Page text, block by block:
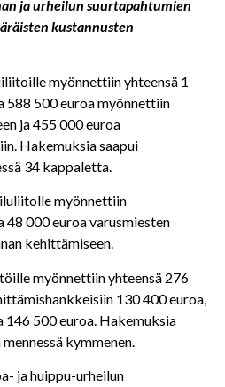
ja urheilun suurtapahtumien
kustannusten
myönnettiin yhteensä 1
588 500 euroa myönnettiin
ja 455 000 euroa
Hakemuksia saapui
34 kappaletta.
myönnettiin
000 euroa varusmiesten
kehittämiseen.
myönnettiin yhteensä 276
130 400 euroa,
146 500 euroa. Hakemuksia
kymmenen.
ja huippu-urheilun